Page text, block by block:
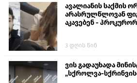
ავალიანის საქმის
არასრულწლოვან
აკავებენ -
3 დღის წინ
ვის გადაუხადა
„სქროლვა-